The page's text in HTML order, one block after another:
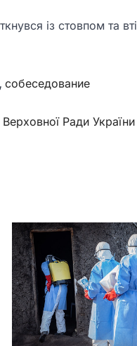
із стовпом та
, собеседование
Ради